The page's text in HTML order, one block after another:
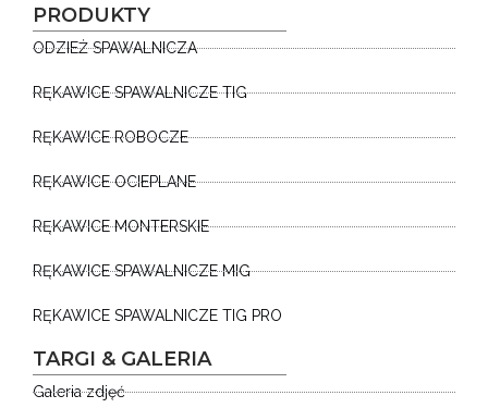
PRODUKTY
ODZIEŻ SPAWALNICZA
RĘKAWICE SPAWALNICZE TIG
RĘKAWICE ROBOCZE
RĘKAWICE OCIEPLANE
RĘKAWICE MONTERSKIE
RĘKAWICE SPAWALNICZE MIG
RĘKAWICE SPAWALNICZE TIG PRO
TARGI & GALERIA
Galeria zdjęć